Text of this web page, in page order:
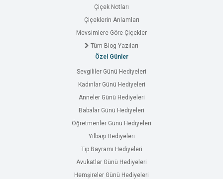
Çiçek Notları
Çiçeklerin Anlamları
Mevsimlere Göre Çiçekler
Tüm Blog Yazıları
Özel Günler
Sevgililer Günü Hediyeleri
Kadınlar Günü Hediyeleri
Anneler Günü Hediyeleri
Babalar Günü Hediyeleri
Öğretmenler Günü Hediyeleri
Yılbaşı Hediyeleri
Tıp Bayramı Hediyeleri
Avukatlar Günü Hediyeleri
Hemşireler Günü Hediyeleri